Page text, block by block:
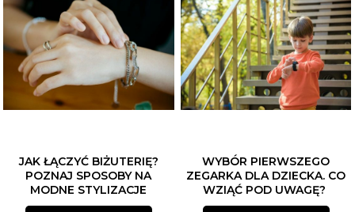
JAK ŁĄCZYĆ BIŻUTERIĘ?
POZNAJ SPOSOBY NA
MODNE STYLIZACJE
WYBÓR PIERWSZEGO
ZEGARKA DLA DZIECKA. CO
WZIĄĆ POD UWAGĘ?